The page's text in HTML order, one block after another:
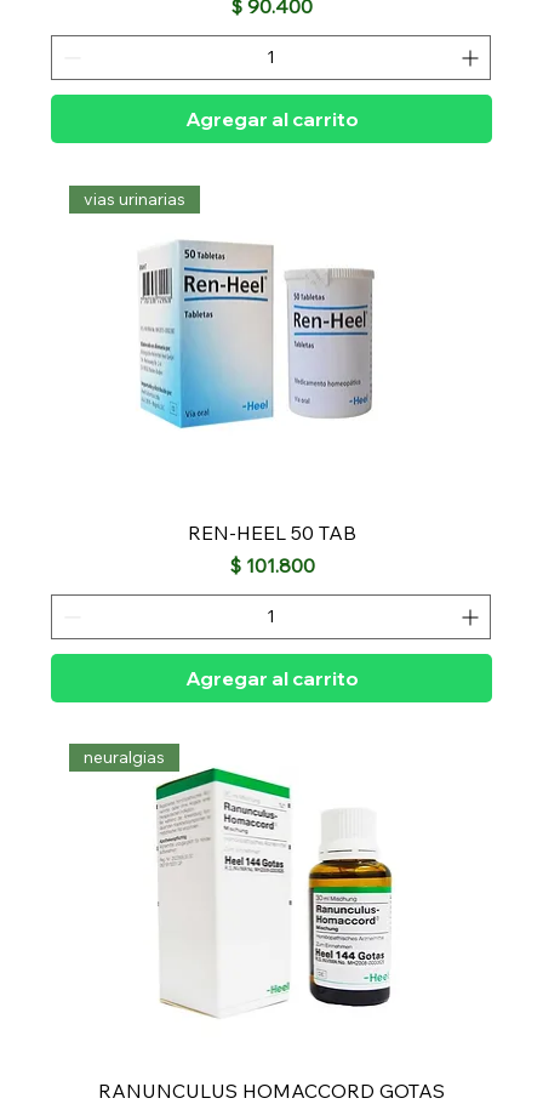
Precio
$ 90.400
Agregar al carrito
vias urinarias
REN-HEEL 50 TAB
Precio
$ 101.800
Agregar al carrito
neuralgias
RANUNCULUS HOMACCORD GOTAS